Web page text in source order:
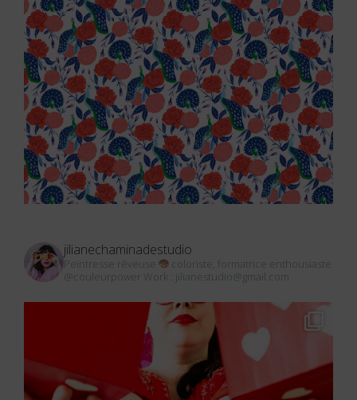
jilianechaminadestudio
Peintresse rêveuse
coloriste, formatrice enthousiaste
@couleurpower
Work : jilianestudio@gmail.com